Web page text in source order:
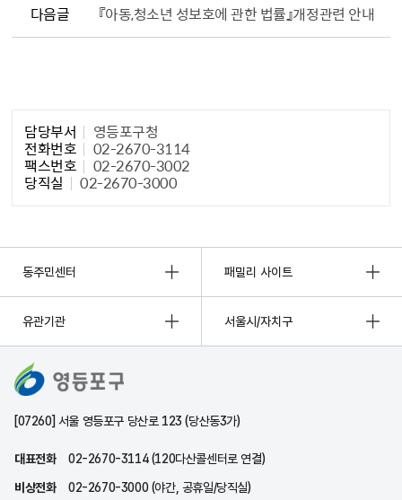
다음글 『아동,청소년 성보호에 관한 법률』개정관련 안내
담당부서 영등포구청
전화번호 02-2670-3114
팩스번호 02-2670-3002
당직실 02-2670-3000
동주민센터 패밀리 사이트
유관기관 서울시/자치구
[07260] 서울 영등포구 당산로 123 (당산동3가)
대표전화
02-2670-3114 (120다산콜센터로 연결)
비상전화
02-2670-3000 (야간, 공휴일/당직실)